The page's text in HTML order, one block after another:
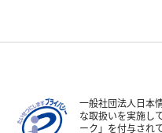
一般社団法人日本
な取扱いを実施し
ーク」を付与され